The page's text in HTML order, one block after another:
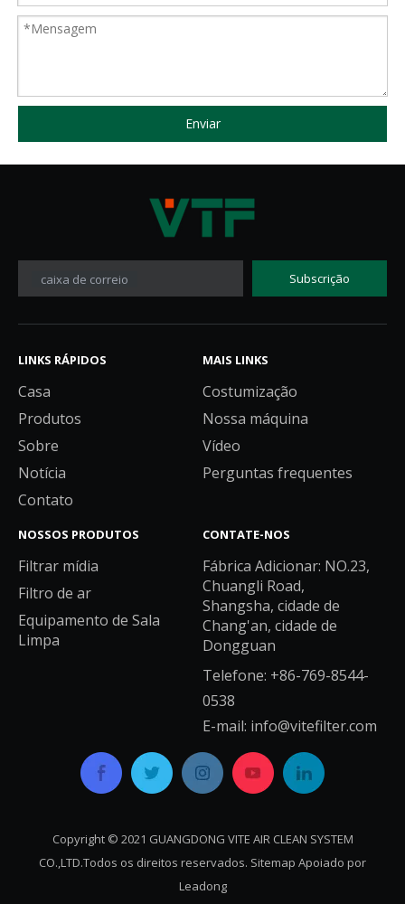
Enviar
caixa de correio Subscrição
LINKS RÁPIDOS
Casa
Produtos
Sobre
Notícia
Contato
MAIS LINKS
Costumização
Nossa máquina
Vídeo
Perguntas frequentes
NOSSOS PRODUTOS
Filtrar mídia
Filtro de ar
Equipamento de Sala
Limpa
CONTATE-NOS
Fábrica Adicionar: NO.23,
Chuangli Road,
Shangsha, cidade de
Chang'an, cidade de
Dongguan
Telefone: +86-769-8544-
0538
E-mail: info@vitefilter.com
Copyright © 2021 GUANGDONG VITE AIR CLEAN SYSTEM
CO.,LTD.Todos os direitos reservados. Sitemap Apoiado por
Leadong